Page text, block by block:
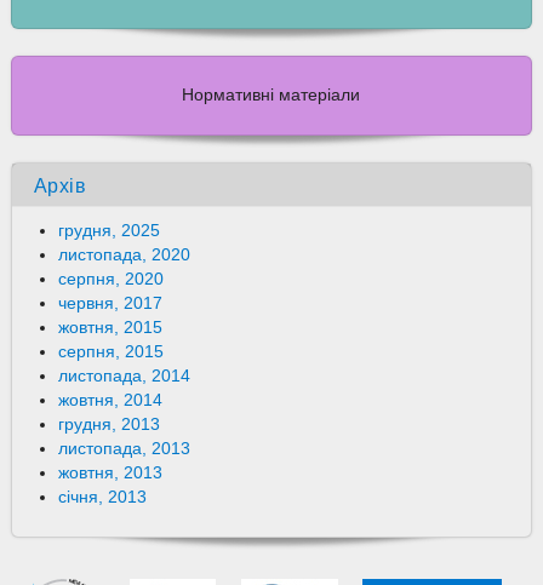
Нормативні матеріали
Архів
грудня, 2025
листопада, 2020
серпня, 2020
червня, 2017
жовтня, 2015
серпня, 2015
листопада, 2014
жовтня, 2014
грудня, 2013
листопада, 2013
жовтня, 2013
січня, 2013